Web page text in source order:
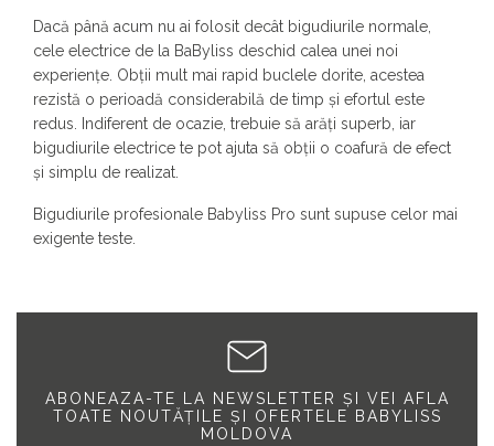
Dacă până acum nu ai folosit decât bigudiurile normale,
cele electrice de la BaByliss deschid calea unei noi
experiențe. Obții mult mai rapid buclele dorite, acestea
rezistă o perioadă considerabilă de timp și efortul este
redus. Indiferent de ocazie, trebuie să arăți superb, iar
bigudiurile electrice te pot ajuta să obții o coafură de efect
și simplu de realizat.
Bigudiurile profesionale Babyliss Pro sunt supuse celor mai
exigente teste.
ABONEAZA-TE LA NEWSLETTER ȘI VEI AFLA
TOATE NOUTĂȚILE ȘI OFERTELE BABYLISS
MOLDOVA